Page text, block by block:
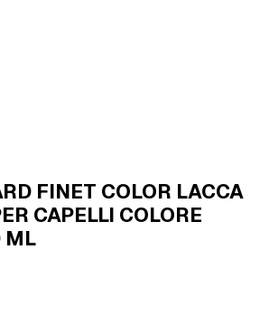
FINET COLOR LACCA
CAPELLI COLORE
ML